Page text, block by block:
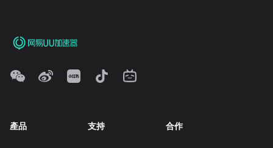
產品 支持 合作